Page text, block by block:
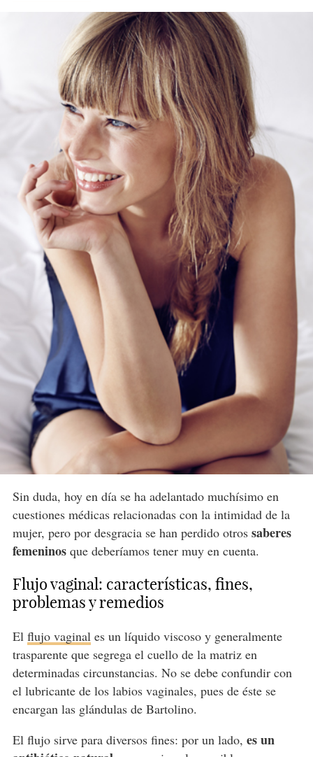
Sin duda, hoy en día se ha adelantado muchísimo en
cuestiones médicas relacionadas con la intimidad de la
mujer, pero por desgracia se han perdido otros saberes
femeninosque deberíamos tener muy en cuenta.
Flujo vaginal: características, fines,
problemas y remedios
El flujo vaginales un líquido viscoso y generalmente
trasparente que segrega el cuello de la matriz en
determinadas circunstancias. No se debe confundir con
el lubricante de los labios vaginales, pues de éste se
encargan las glándulas de Bartolino.
El flujo sirve para diversos fines: por un lado, es un